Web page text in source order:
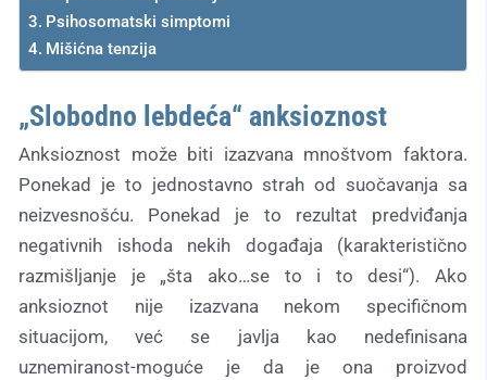
Psihosomatski simptomi
Mišićna tenzija
„Slobodno lebdeća“ anksioznost
Anksioznost može biti izazvana mnoštvom faktora.
Ponekad je to jednostavno strah od suočavanja sa
neizvesnošću. Ponekad je to rezultat predviđanja
negativnih ishoda nekih događaja (karakteristično
razmišljanje je „šta ako…se to i to desi“). Ako
anksioznot nije izazvana nekom specifičnom
situacijom, već se javlja kao nedefinisana
uznemiranost-moguće je da je ona proizvod